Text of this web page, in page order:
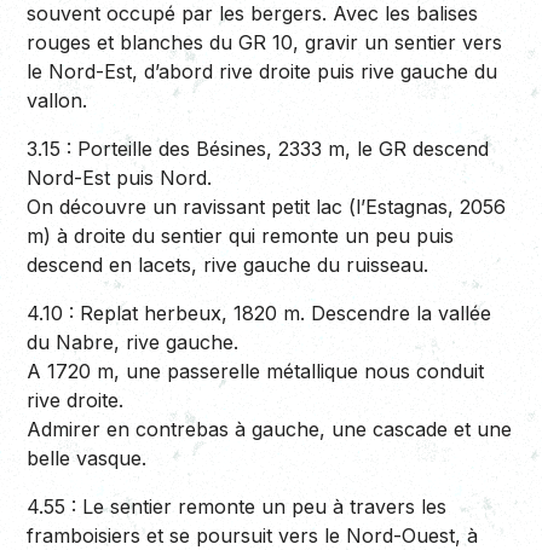
souvent occupé par les bergers. Avec les balises
rouges et blanches du GR 10, gravir un sentier vers
le Nord-Est, d’abord rive droite puis rive gauche du
vallon.
3.15 : Porteille des Bésines, 2333 m, le GR descend
Nord-Est puis Nord.
On découvre un ravissant petit lac (l’Estagnas, 2056
m) à droite du sentier qui remonte un peu puis
descend en lacets, rive gauche du ruisseau.
4.10 : Replat herbeux, 1820 m. Descendre la vallée
du Nabre, rive gauche.
A 1720 m, une passerelle métallique nous conduit
rive droite.
Admirer en contrebas à gauche, une cascade et une
belle vasque.
4.55 : Le sentier remonte un peu à travers les
framboisiers et se poursuit vers le Nord-Ouest, à